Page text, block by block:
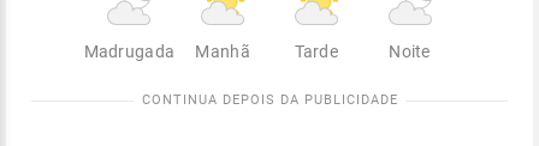
Madrugada Manhã Tarde Noite